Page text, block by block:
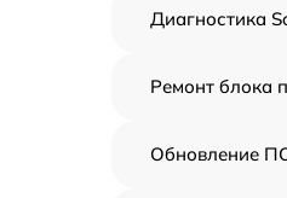
Диагностика
Ремонт блока
Обновление